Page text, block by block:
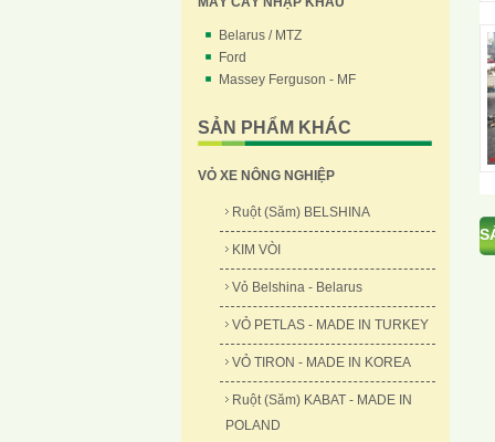
Belarus / MTZ
Ford
Massey Ferguson - MF
SẢN PHẨM KHÁC
VỎ XE NÔNG NGHIỆP
Ruột (Săm) BELSHINA
KIM VÒI
Vỏ Belshina - Belarus
VỎ PETLAS - MADE IN TURKEY
VỎ TIRON - MADE IN KOREA
Ruột (Săm) KABAT - MADE IN
POLAND